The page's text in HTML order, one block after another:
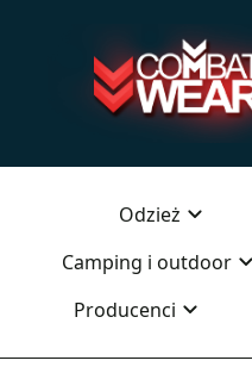
Odzież
Camping i outdoor
Producenci